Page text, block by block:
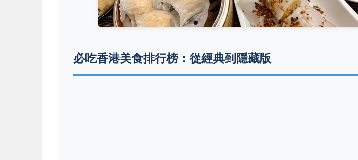
必吃香港美食排行榜：從經典到隱藏版